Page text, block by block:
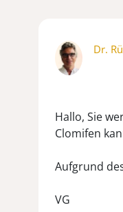
Dr.
Hallo, Sie
Clomifen
Aufgrund
VG